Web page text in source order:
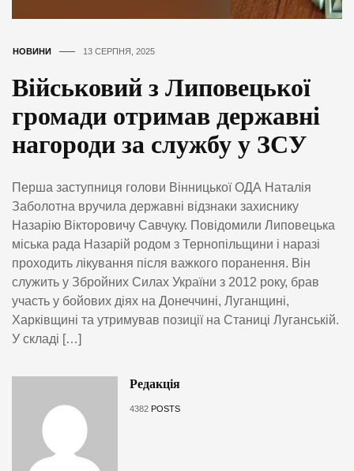
НОВИНИ 13 СЕРПНЯ, 2025
Військовий з Липовецької
громади отримав державні
нагороди за службу у ЗСУ
Перша заступниця голови Вінницької ОДА Наталія
Заболотна вручила державні відзнаки захиснику
Назарію Вікторовичу Савчуку. Повідомили Липовецька
міська рада Назарій родом з Тернопільщини і наразі
проходить лікування після важкого поранення. Він
служить у Збройних Силах України з 2012 року, брав
участь у бойових діях на Донеччині, Луганщині,
Харківщині та утримував позиції на Станиці Луганській.
У складі […]
Редакція
4382 POSTS